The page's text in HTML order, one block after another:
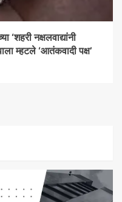
‘शहरी नक्षलवाद्यांनी
म्हटले ‘आतंकवादी पक्ष’